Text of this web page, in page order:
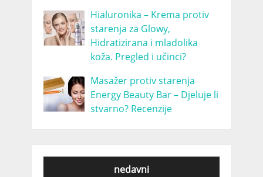
Hialuronika – Krema protiv
starenja za Glowy,
Hidratizirana i mladolika
koža. Pregled i učinci?
Masažer protiv starenja
Energy Beauty Bar – Djeluje li
stvarno? Recenzije
nedavni